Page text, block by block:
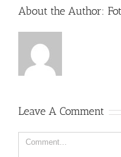
About the Author:
Leave A Comment
Comment